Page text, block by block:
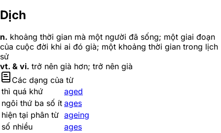
Dịch
n. khoảng thời gian mà một người đã sống; một giai đoạn
của cuộc đời khi ai đó già; một khoảng thời gian trong lịch
sử
vt. & vi. trở nên già hơn; trở nên già
Các dạng của từ
thì quá khứ
aged
ngôi thứ ba số ít ages
hiện tại phân từ ageing
số nhiều
ages